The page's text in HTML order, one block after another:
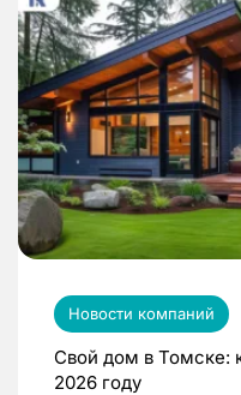
Новости компаний
Свой дом в Томске:
2026 году